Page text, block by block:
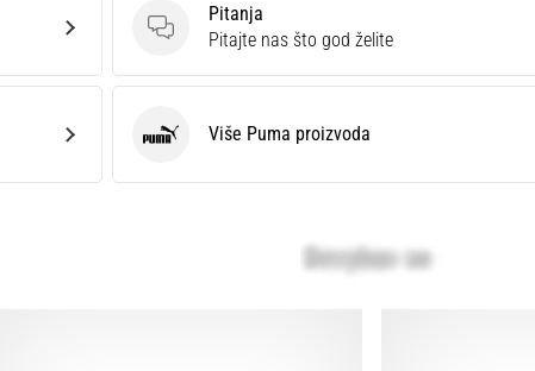
Pitanja
Pitanja
Pitajte nas što god želite
Puma Više Puma proizvoda